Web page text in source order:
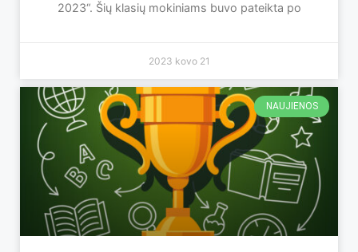
2023“. Šių klasių mokiniams buvo pateikta po
2023 kovo 21
NAUJIENOS